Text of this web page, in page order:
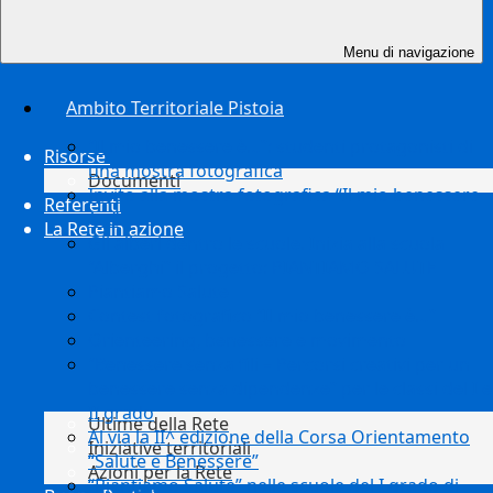
Risorse
Documenti
Referenti
La Rete in azione
Ultime della Rete
Iniziative territoriali
Azioni per la Rete
Menu di navigazione
Ambito Territoriale Pistoia
una mostra fotografica
Invito alla mostra fotografica “Il mio benessere
è…”
Gli alberi dentro le scuole. Inizia alla scuola
II grado
Al via la II^ edizione della Corsa Orientamento
“Salute e Benessere”
“Piantiamo Salute” nelle scuole del I grado di